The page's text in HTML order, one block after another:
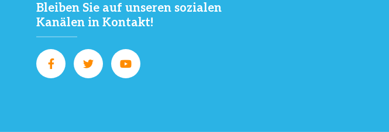
Bleiben Sie auf unseren sozialen
Kanälen in Kontakt!